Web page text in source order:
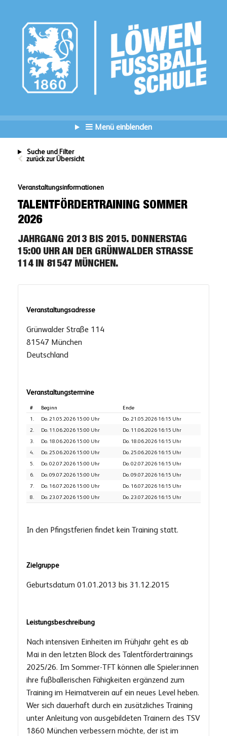
Menü einblenden
Suche und Filter
zurück zur Übersicht
Veranstaltungsinformationen
TALENTFÖRDERTRAINING SOMMER
2026
JAHRGANG 2013 BIS 2015. DONNERSTAG
15:00 UHR AN DER GRÜNWALDER STRASSE 1
14 IN 81547 MÜNCHEN.
Veranstaltungsadresse
Grünwalder Straße 114
81547 München
Deutschland
Veranstaltungstermine
# Beginn
Ende
1.
Do. 21.05.2026 15:00 Uhr
Do. 21.05.2026 16:15 Uhr
2.
Do. 11.06.2026 15:00 Uhr
Do. 11.06.2026 16:15 Uhr
3.
Do. 18.06.2026 15:00 Uhr
Do. 18.06.2026 16:15 Uhr
4.
Do. 25.06.2026 15:00 Uhr
Do. 25.06.2026 16:15 Uhr
5.
Do. 02.07.2026 15:00 Uhr
Do. 02.07.2026 16:15 Uhr
6.
Do. 09.07.2026 15:00 Uhr
Do. 09.07.2026 16:15 Uhr
7.
Do. 16.07.2026 15:00 Uhr
Do. 16.07.2026 16:15 Uhr
8.
Do. 23.07.2026 15:00 Uhr Do. 23.07.2026 16:15 Uhr
In den Pfingstferien findet kein Training statt.
Zielgruppe
Geburtsdatum 01.01.2013 bis 31.12.2015
Leistungsbeschreibung
Nach intensiven Einheiten im Frühjahr geht es ab
Mai in den letzten Block des Talentfördertrainings
2025/26. Im Sommer-TFT können alle Spieler:innen
ihre fußballerischen Fähigkeiten ergänzend zum
Training im Heimatverein auf ein neues Level heben.
Wer sich dauerhaft durch ein zusätzliches Training
unter Anleitung von ausgebildeten Trainern des TSV
1860 München verbessern möchte, der ist im